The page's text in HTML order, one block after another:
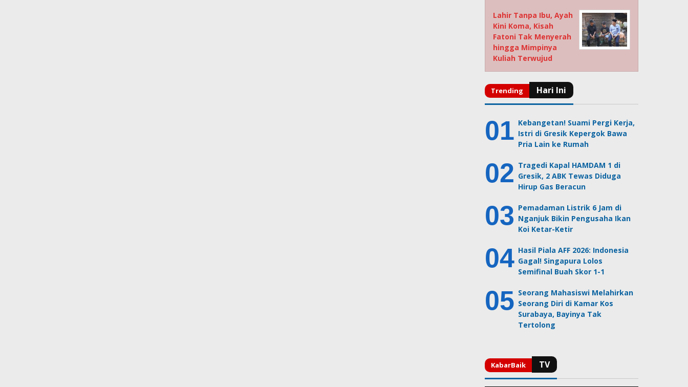
Lahir Tanpa Ibu, Ayah
Kini Koma, Kisah
Fatoni Tak Menyerah
hingga Mimpinya
Kuliah Terwujud
Kebangetan! Suami Pergi Kerja,
Istri di Gresik Kepergok Bawa
Pria Lain ke Rumah
Tragedi Kapal HAMDAM 1 di
Gresik, 2 ABK Tewas Diduga
Hirup Gas Beracun
Pemadaman Listrik 6 Jam di
Nganjuk Bikin Pengusaha Ikan
Koi Ketar-Ketir
Hasil Piala AFF 2026: Indonesia
Gagal! Singapura Lolos
Semifinal Buah Skor 1-1
Seorang Mahasiswi Melahirkan
Seorang Diri di Kamar Kos
Surabaya, Bayinya Tak
Tertolong